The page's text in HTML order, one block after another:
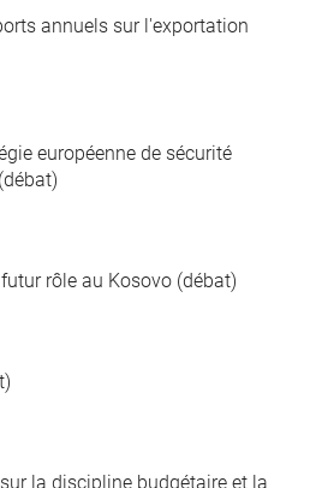
annuels sur l'exportation
européenne de sécurité
rôle au Kosovo (débat)
la discipline budgétaire et la